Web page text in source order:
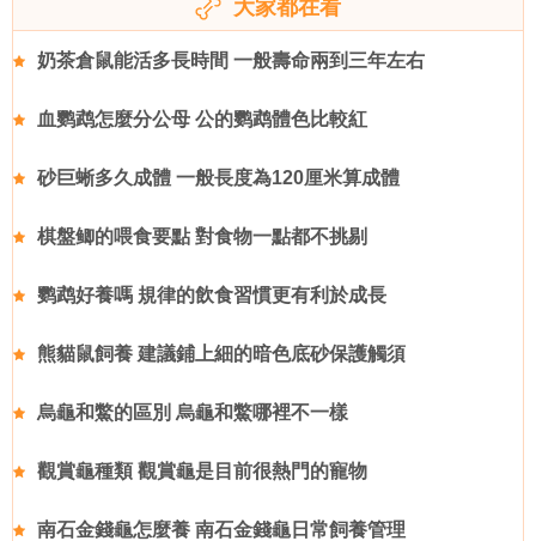
大家都在看
奶茶倉鼠能活多長時間 一般壽命兩到三年左右
血鹦鹉怎麼分公母 公的鹦鹉體色比較紅
砂巨蜥多久成體 一般長度為120厘米算成體
棋盤鲫的喂食要點 對食物一點都不挑剔
鹦鹉好養嗎 規律的飲食習慣更有利於成長
熊貓鼠飼養 建議鋪上細的暗色底砂保護觸須
烏龜和鱉的區別 烏龜和鱉哪裡不一樣
觀賞龜種類 觀賞龜是目前很熱門的寵物
南石金錢龜怎麼養 南石金錢龜日常飼養管理